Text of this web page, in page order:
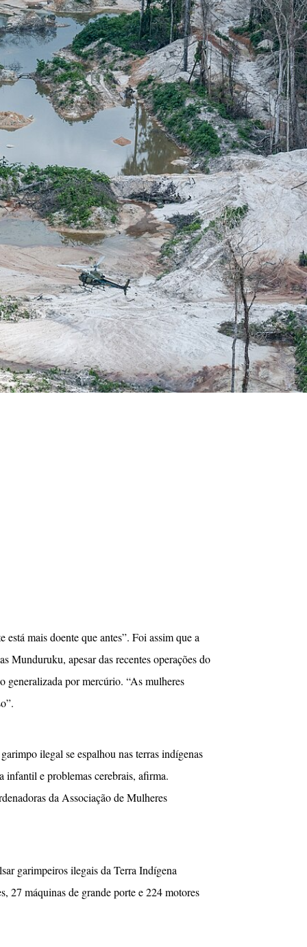
mais doente que antes”. Foi assim que a
Munduruku, apesar das recentes operações do
generalizada por mercúrio. “As mulheres
ilegal se espalhou nas terras indígenas
e problemas cerebrais, afirma.
da Associação de Mulheres
garimpeiros ilegais da Terra Indígena
27 máquinas de grande porte e 224 motores